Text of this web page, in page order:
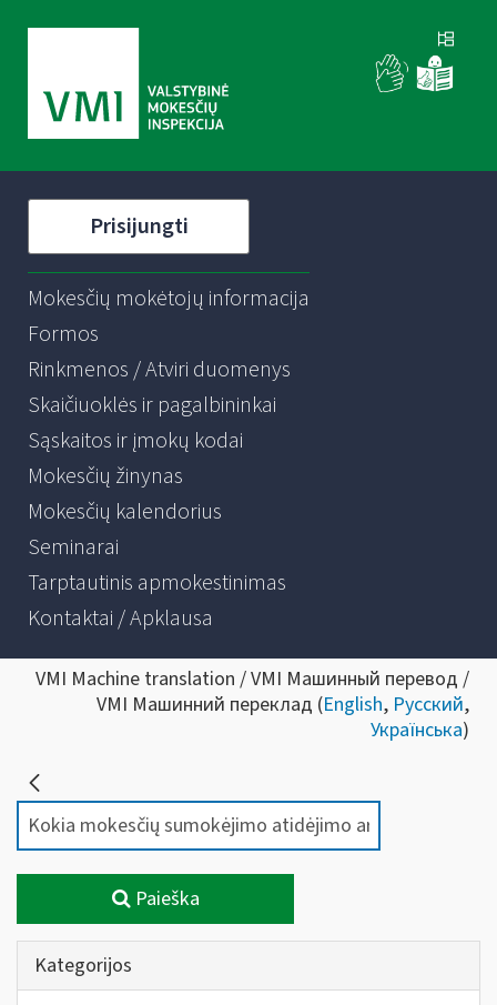
Prisijungti
Mokesčių mokėtojų informacija
Formos
Rinkmenos / Atviri duomenys
Skaičiuoklės ir pagalbininkai
Sąskaitos ir įmokų kodai
Mokesčių žinynas
Mokesčių kalendorius
Seminarai
Tarptautinis apmokestinimas
Kontaktai / Apklausa
VMI Machine translation / VMI Машинный перевод /
VMI Машинний переклад (English, Русский,
Українська)
Paieška
Kategorijos